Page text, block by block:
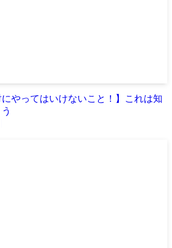
にやってはいけないこと！】これは知